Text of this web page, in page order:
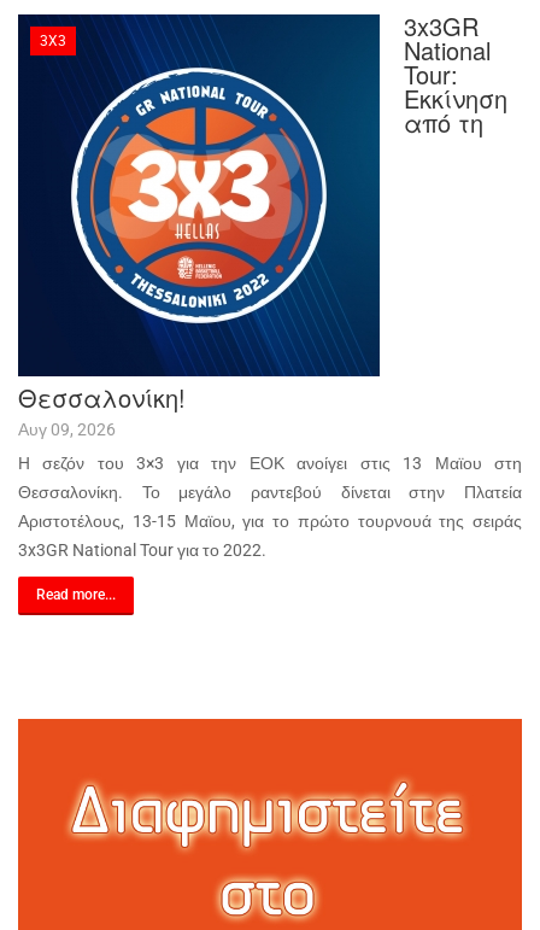
3X3 3x3GR
National
Tour:
Εκκίνηση
από τη
Θεσσαλονίκη!
Αυγ 09, 2026
H σεζόν του 3×3 για την ΕΟΚ ανοίγει στις 13 Μαϊου στη
Θεσσαλονίκη. Το μεγάλο ραντεβού δίνεται στην Πλατεία
Αριστοτέλους, 13-15 Μαϊου, για το πρώτο τουρνουά της σειράς
3x3GR National Tour για το 2022.
Read more...